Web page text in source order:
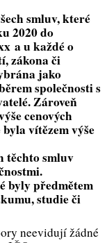
smluv, které
2020 do
a u každé o
zákona či
jako
společnosti s
Zároveň
cenových
vítězem výše
smluv
předmětem
studie či
neevidují žádné